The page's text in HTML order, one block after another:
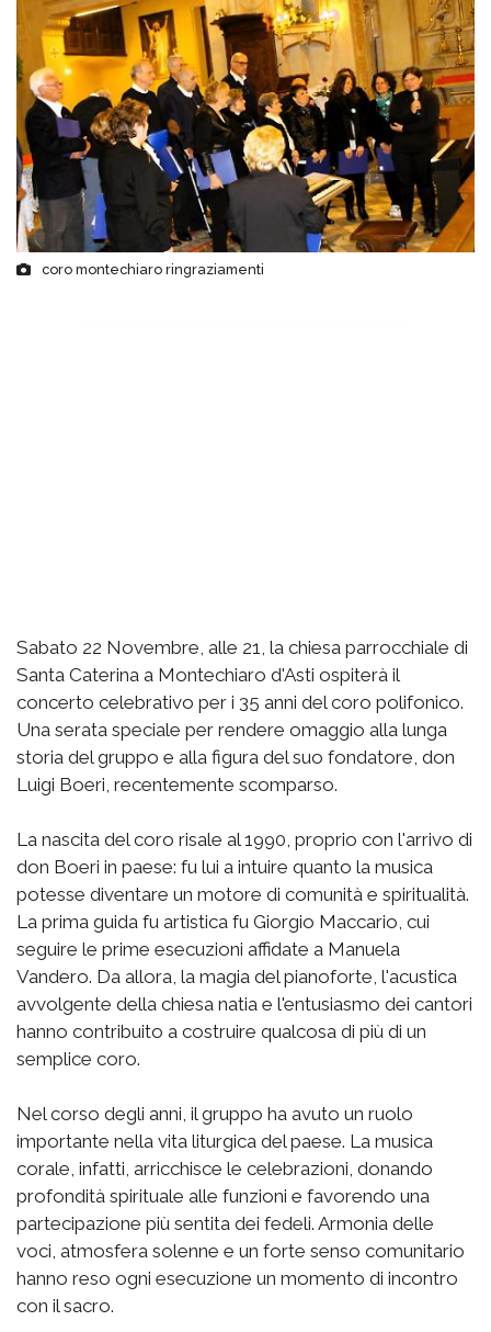
coro montechiaro ringraziamenti
Sabato 22 Novembre, alle 21, la chiesa parrocchiale di
Santa Caterina a Montechiaro d'Asti ospiterà il
concerto celebrativo per i 35 anni del coro polifonico.
Una serata speciale per rendere omaggio alla lunga
storia del gruppo e alla figura del suo fondatore, don
Luigi Boeri, recentemente scomparso.
La nascita del coro risale al 1990, proprio con l'arrivo di
don Boeri in paese: fu lui a intuire quanto la musica
potesse diventare un motore di comunità e spiritualità.
La prima guida fu artistica fu Giorgio Maccario, cui
seguire le prime esecuzioni affidate a Manuela
Vandero. Da allora, la magia del pianoforte, l'acustica
avvolgente della chiesa natia e l'entusiasmo dei cantori
hanno contribuito a costruire qualcosa di più di un
semplice coro.
Nel corso degli anni, il gruppo ha avuto un ruolo
importante nella vita liturgica del paese. La musica
corale, infatti, arricchisce le celebrazioni, donando
profondità spirituale alle funzioni e favorendo una
partecipazione più sentita dei fedeli. Armonia delle
voci, atmosfera solenne e un forte senso comunitario
hanno reso ogni esecuzione un momento di incontro
con il sacro.